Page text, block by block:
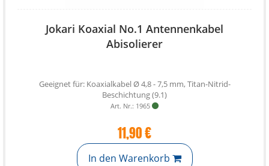
Jokari Koaxial No.1 Antennenkabel
Abisolierer
Geeignet für: Koaxialkabel Ø 4,8 - 7,5 mm, Titan-Nitrid-
Beschichtung (9.1)
Art. Nr.: 1965
11,90 €
In den Warenkorb